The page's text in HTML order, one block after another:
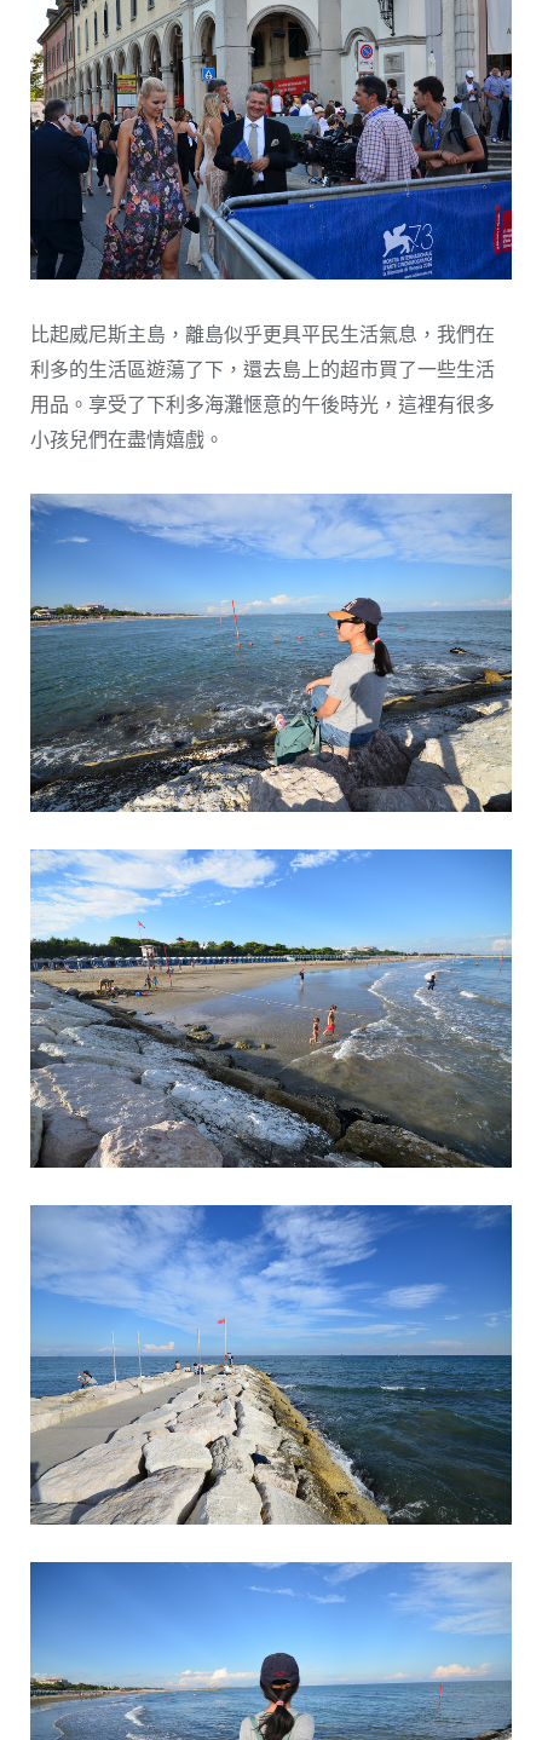
比起威尼斯主島，離島似乎更具平民生活氣息，我們在
利多的生活區遊蕩了下，還去島上的超市買了一些生活
用品。享受了下利多海灘愜意的午後時光，這裡有很多
小孩兒們在盡情嬉戲。